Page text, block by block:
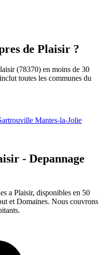
de Plaisir ?
(78370) en moins de 30
toutes les communes du
Mantes-la-Jolie
- Depannage
a Plaisir, disponibles en 50
et Domaines. Nous couvrons